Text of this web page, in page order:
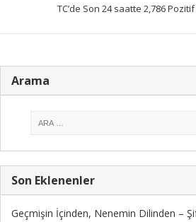
TC’de Son 24 saatte 2,786
Arama
Son Eklenenler
Geçmişin İçinden, Nenemin Dilinden –